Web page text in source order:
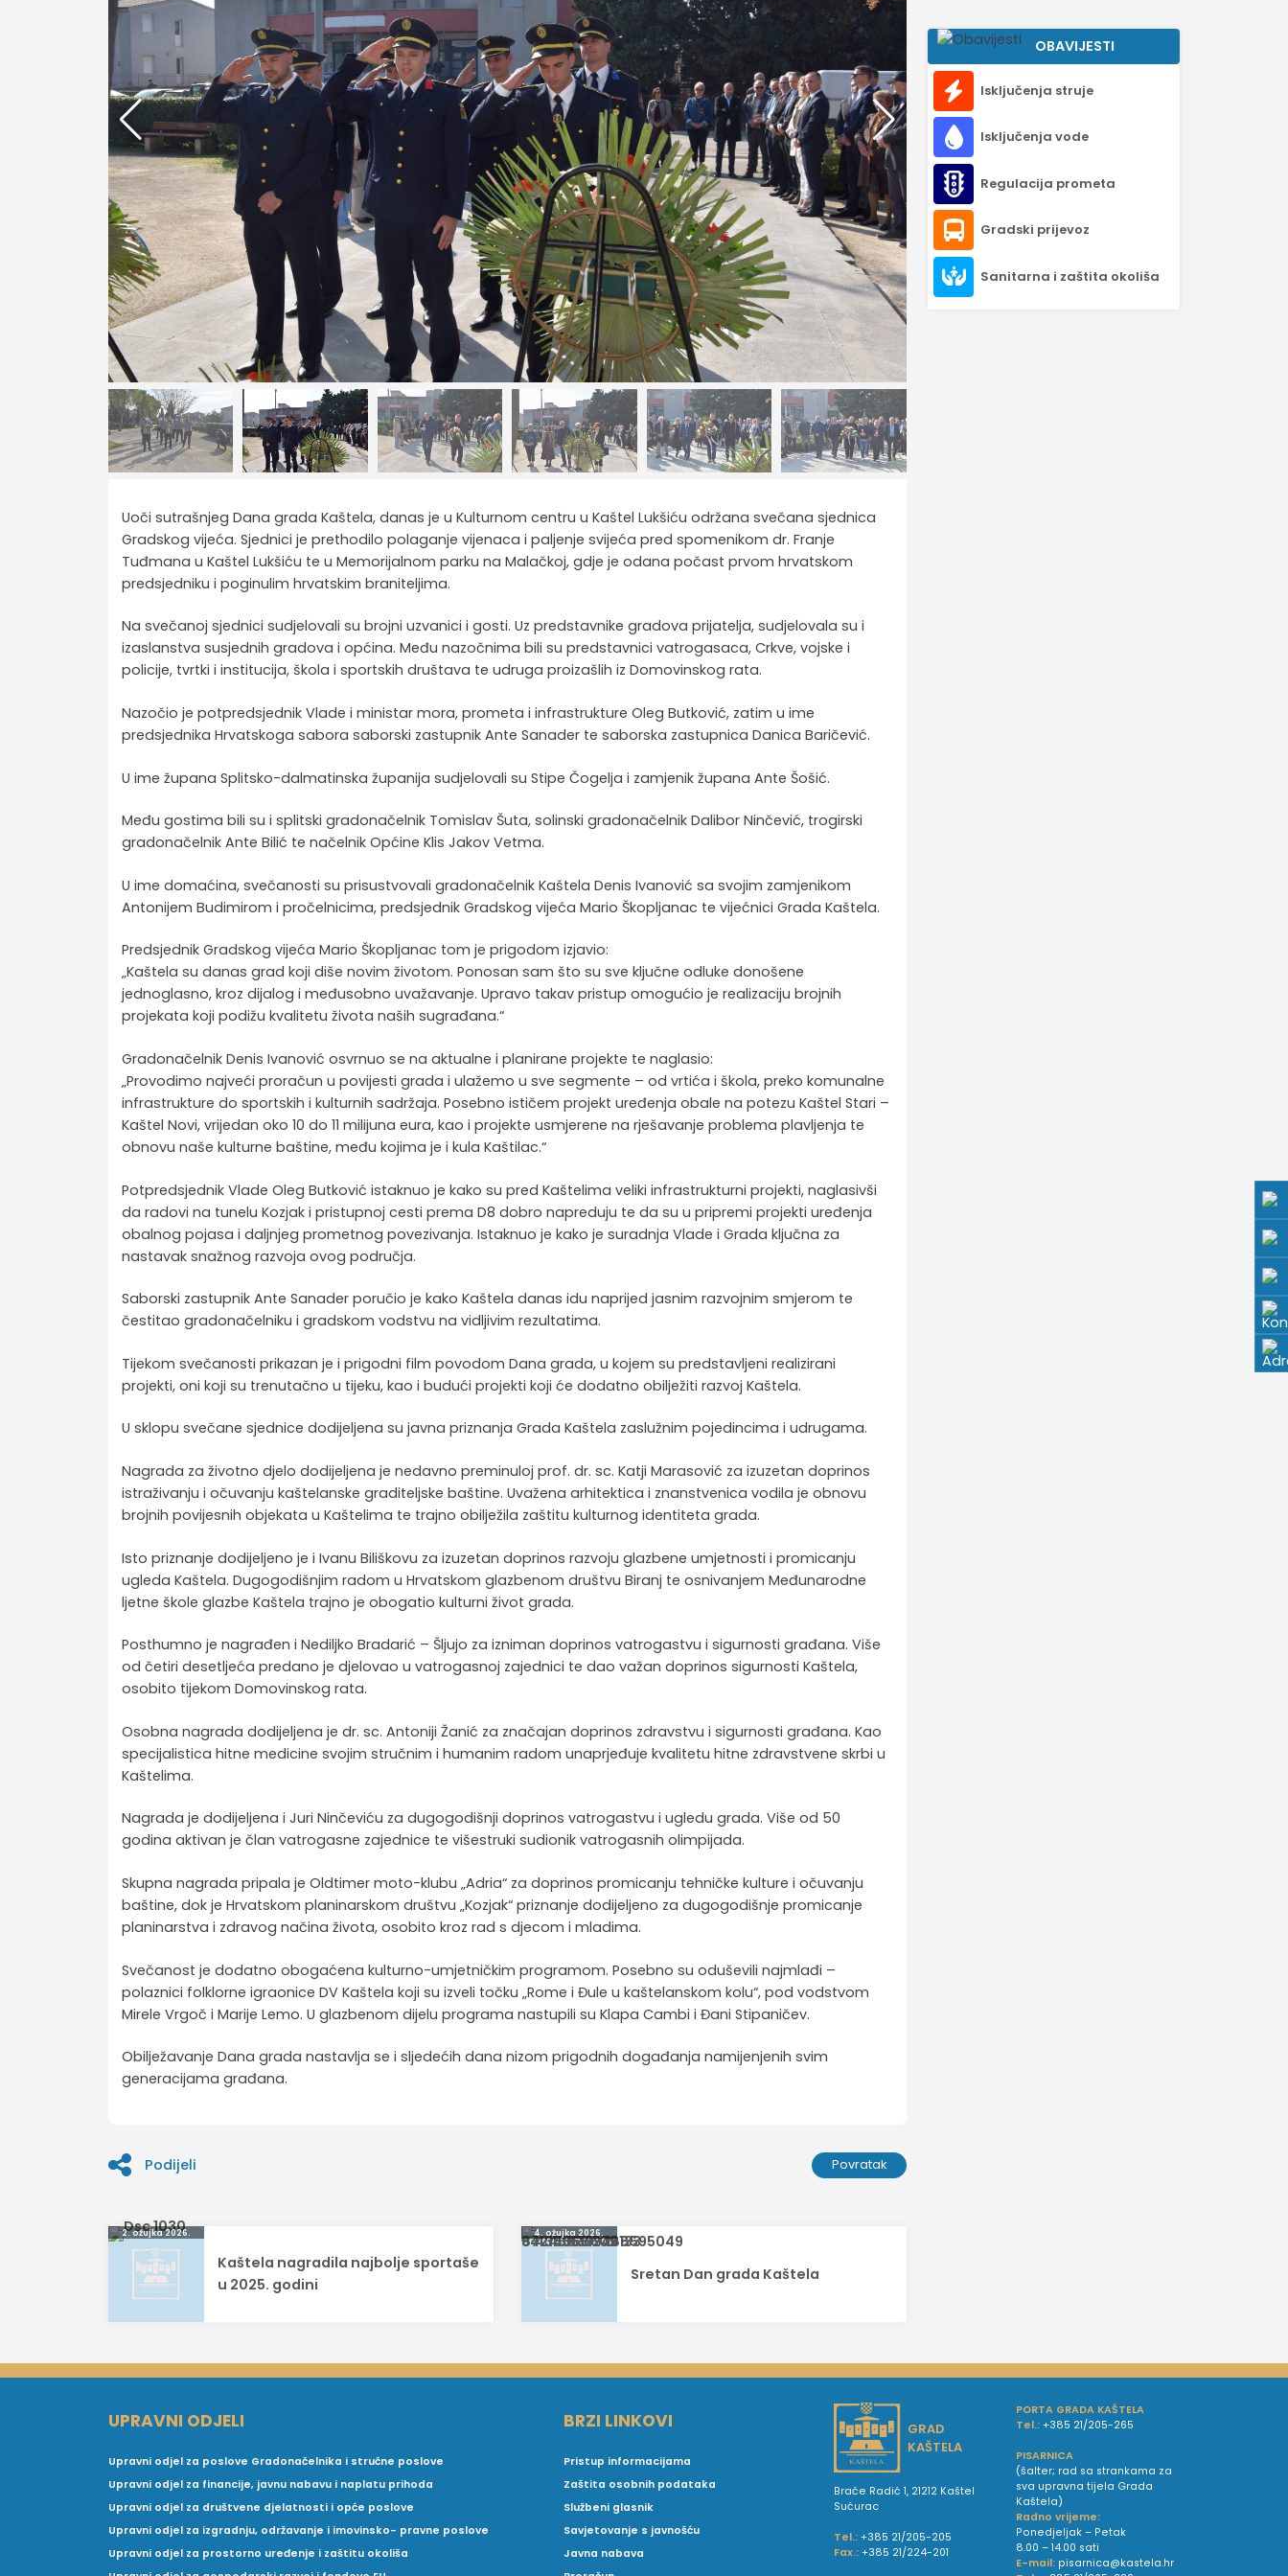
Uoči sutrašnjeg Dana grada Kaštela, danas je u Kulturnom centru u Kaštel Lukšiću održana svečana sjednica
Gradskog vijeća. Sjednici je prethodilo polaganje vijenaca i paljenje svijeća pred spomenikom dr. Franje
Tuđmana u Kaštel Lukšiću te u Memorijalnom parku na Malačkoj, gdje je odana počast prvom hrvatskom
predsjedniku i poginulim hrvatskim braniteljima.
Na svečanoj sjednici sudjelovali su brojni uzvanici i gosti. Uz predstavnike gradova prijatelja, sudjelovala su i
izaslanstva susjednih gradova i općina. Među nazočnima bili su predstavnici vatrogasaca, Crkve, vojske i
policije, tvrtki i institucija, škola i sportskih društava te udruga proizašlih iz Domovinskog rata.
Nazočio je potpredsjednik Vlade i ministar mora, prometa i infrastrukture Oleg Butković, zatim u ime
predsjednika Hrvatskoga sabora saborski zastupnik Ante Sanader te saborska zastupnica Danica Baričević.
U ime župana Splitsko-dalmatinska županija sudjelovali su Stipe Čogelja i zamjenik župana Ante Šošić.
Među gostima bili su i splitski gradonačelnik Tomislav Šuta, solinski gradonačelnik Dalibor Ninčević, trogirski
gradonačelnik Ante Bilić te načelnik Općine Klis Jakov Vetma.
U ime domaćina, svečanosti su prisustvovali gradonačelnik Kaštela Denis Ivanović sa svojim zamjenikom
Antonijem Budimirom i pročelnicima, predsjednik Gradskog vijeća Mario Škopljanac te vijećnici Grada Kaštela.
Predsjednik Gradskog vijeća Mario Škopljanac tom je prigodom izjavio:
„Kaštela su danas grad koji diše novim životom. Ponosan sam što su sve ključne odluke donošene
jednoglasno, kroz dijalog i međusobno uvažavanje. Upravo takav pristup omogućio je realizaciju brojnih
projekata koji podižu kvalitetu života naših sugrađana.“
Gradonačelnik Denis Ivanović osvrnuo se na aktualne i planirane projekte te naglasio:
„Provodimo najveći proračun u povijesti grada i ulažemo u sve segmente – od vrtića i škola, preko komunalne
infrastrukture do sportskih i kulturnih sadržaja. Posebno ističem projekt uređenja obale na potezu Kaštel Stari –
Kaštel Novi, vrijedan oko 10 do 11 milijuna eura, kao i projekte usmjerene na rješavanje problema plavljenja te
obnovu naše kulturne baštine, među kojima je i kula Kaštilac.“
Potpredsjednik Vlade Oleg Butković istaknuo je kako su pred Kaštelima veliki infrastrukturni projekti, naglasivši
da radovi na tunelu Kozjak i pristupnoj cesti prema D8 dobro napreduju te da su u pripremi projekti uređenja
obalnog pojasa i daljnjeg prometnog povezivanja. Istaknuo je kako je suradnja Vlade i Grada ključna za
nastavak snažnog razvoja ovog područja.
Saborski zastupnik Ante Sanader poručio je kako Kaštela danas idu naprijed jasnim razvojnim smjerom te
čestitao gradonačelniku i gradskom vodstvu na vidljivim rezultatima.
Tijekom svečanosti prikazan je i prigodni film povodom Dana grada, u kojem su predstavljeni realizirani
projekti, oni koji su trenutačno u tijeku, kao i budući projekti koji će dodatno obilježiti razvoj Kaštela.
U sklopu svečane sjednice dodijeljena su javna priznanja Grada Kaštela zaslužnim pojedincima i udrugama.
Nagrada za životno djelo dodijeljena je nedavno preminuloj prof. dr. sc. Katji Marasović za izuzetan doprinos
istraživanju i očuvanju kaštelanske graditeljske baštine. Uvažena arhitektica i znanstvenica vodila je obnovu
brojnih povijesnih objekata u Kaštelima te trajno obilježila zaštitu kulturnog identiteta grada.
Isto priznanje dodijeljeno je i Ivanu Biliškovu za izuzetan doprinos razvoju glazbene umjetnosti i promicanju
ugleda Kaštela. Dugogodišnjim radom u Hrvatskom glazbenom društvu Biranj te osnivanjem Međunarodne
ljetne škole glazbe Kaštela trajno je obogatio kulturni život grada.
Posthumno je nagrađen i Nediljko Bradarić – Šljujo za izniman doprinos vatrogastvu i sigurnosti građana. Više
od četiri desetljeća predano je djelovao u vatrogasnoj zajednici te dao važan doprinos sigurnosti Kaštela,
osobito tijekom Domovinskog rata.
Osobna nagrada dodijeljena je dr. sc. Antoniji Žanić za značajan doprinos zdravstvu i sigurnosti građana. Kao
specijalistica hitne medicine svojim stručnim i humanim radom unaprjeđuje kvalitetu hitne zdravstvene skrbi u
Kaštelima.
Nagrada je dodijeljena i Juri Ninčeviću za dugogodišnji doprinos vatrogastvu i ugledu grada. Više od 50
godina aktivan je član vatrogasne zajednice te višestruki sudionik vatrogasnih olimpijada.
Skupna nagrada pripala je Oldtimer moto-klubu „Adria“ za doprinos promicanju tehničke kulture i očuvanju
baštine, dok je Hrvatskom planinarskom društvu „Kozjak“ priznanje dodijeljeno za dugogodišnje promicanje
planinarstva i zdravog načina života, osobito kroz rad s djecom i mladima.
Svečanost je dodatno obogaćena kulturno-umjetničkim programom. Posebno su oduševili najmlađi –
polaznici folklorne igraonice DV Kaštela koji su izveli točku „Rome i Đule u kaštelanskom kolu“, pod vodstvom
Mirele Vrgoč i Marije Lemo. U glazbenom dijelu programa nastupili su Klapa Cambi i Đani Stipaničev.
Obilježavanje Dana grada nastavlja se i sljedećih dana nizom prigodnih događanja namijenjenih svim
generacijama građana.
Podijeli Povratak
OBAVIJESTI
Isključenja struje
Isključenja vode
Regulacija prometa
Gradski prijevoz
Sanitarna i zaštita okoliša
Navigacija
objava
2. ožujka 2026.
Kaštela nagradila najbolje sportaše
u 2025. godini
4. ožujka 2026.
Sretan Dan grada Kaštela
UPRAVNI ODJELI
Upravni odjel za poslove Gradonačelnika i stručne poslove
Upravni odjel za financije, javnu nabavu i naplatu prihoda
Upravni odjel za društvene djelatnosti i opće poslove
Upravni odjel za izgradnju, održavanje i imovinsko- pravne poslove
Upravni odjel za prostorno uređenje i zaštitu okoliša
BRZI LINKOVI
Pristup informacijama
Zaštita osobnih podataka
Službeni glasnik
Savjetovanje s javnošću
Javna nabava
GRAD
KAŠTELA
Braće Radić 1, 21212 Kaštel
Sućurac
Tel.: +385 21/205-205
Fax.: +385 21/224-201
PORTA GRADA KAŠTELA
Tel.: +385 21/205-265
PISARNICA
(šalter; rad sa strankama za
sva upravna tijela Grada
Kaštela)
Radno vrijeme:
Ponedjeljak – Petak
8.00 – 14.00 sati
E-mail: pisarnica@kastela.hr